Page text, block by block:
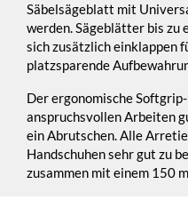
Säbelsägeblatt mit
werden. Sägeblätter bis zu
sich zusätzlich einklappen
platzsparende
Der ergonomische
anspruchsvollen Arbeiten
ein Abrutschen. Alle
Handschuhen sehr gut zu
zusammen mit einem 150